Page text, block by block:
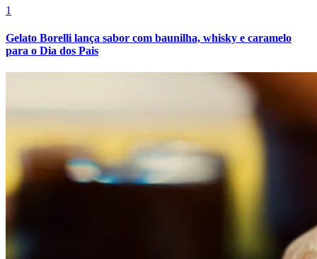
1
Gelato Borelli lança sabor com baunilha, whisky e caramelo
para o Dia dos Pais